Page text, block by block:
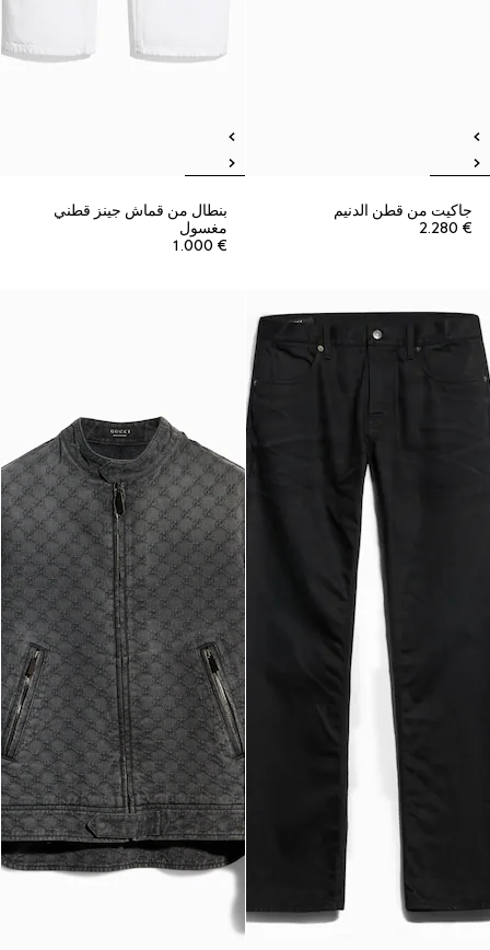
جاكيت من قطن الدنيم
€ 2.280
بنطال من قماش جينز قطني
مغسول
€ 1.000